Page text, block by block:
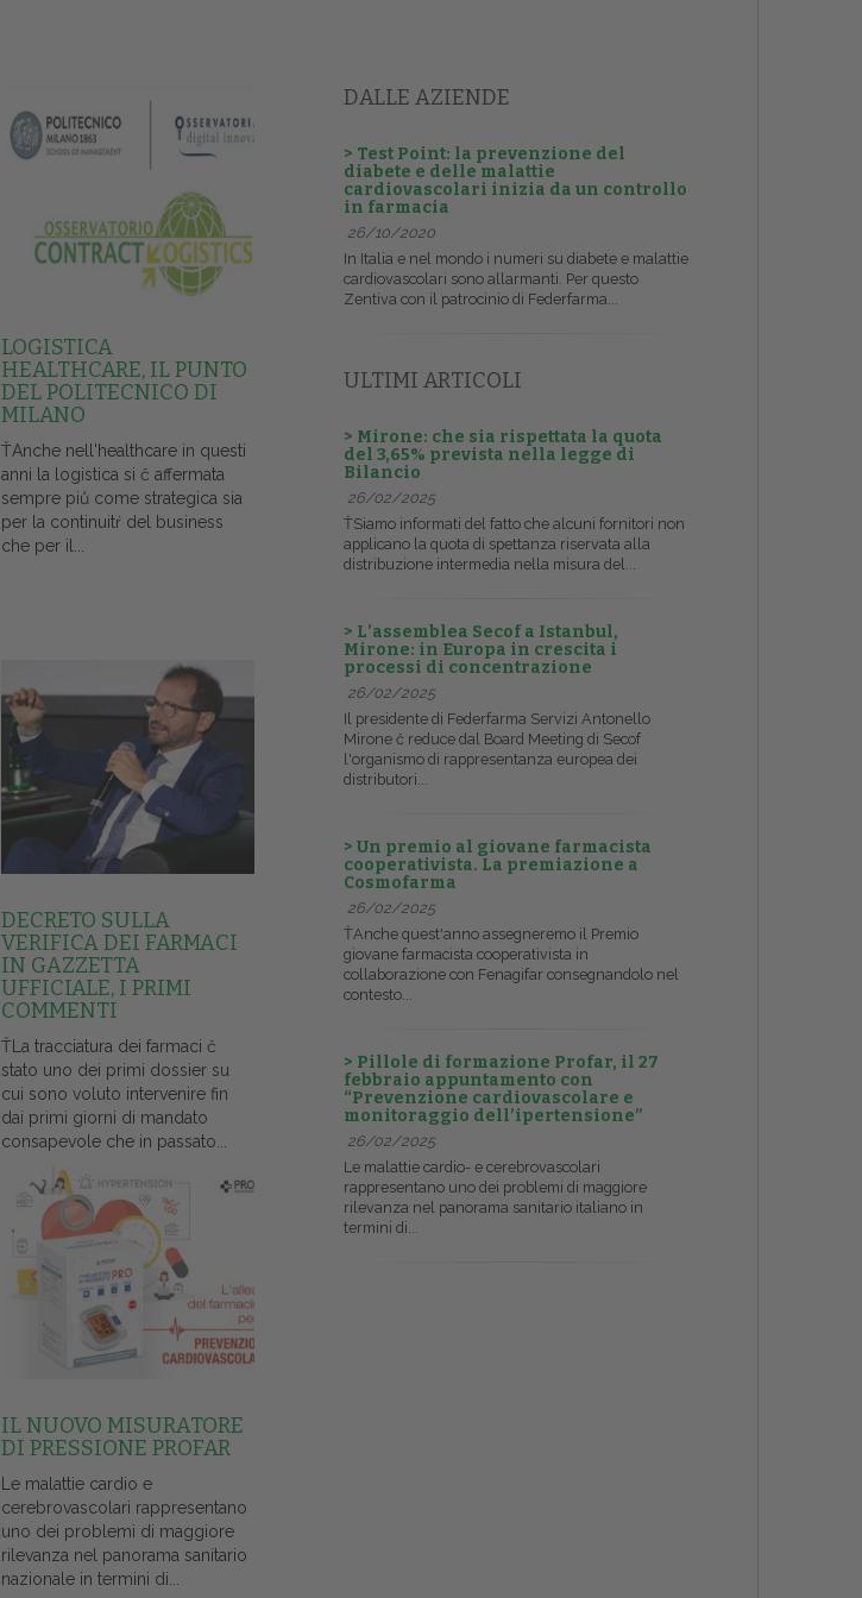
LOGISTICA
HEALTHCARE, IL PUNTO
DEL POLITECNICO DI
MILANO
ŤAnche nell'healthcare in questi
anni la logistica si č affermata
sempre piů come strategica sia
per la continuitŕ del business
che per il...
DECRETO SULLA
VERIFICA DEI FARMACI
IN GAZZETTA
UFFICIALE, I PRIMI
COMMENTI
ŤLa tracciatura dei farmaci č
stato uno dei primi dossier su
cui sono voluto intervenire fin
dai primi giorni di mandato
consapevole che in passato...
IL NUOVO MISURATORE
DI PRESSIONE PROFAR
Le malattie cardio e
cerebrovascolari rappresentano
uno dei problemi di maggiore
rilevanza nel panorama sanitario
nazionale in termini di...
DALLE AZIENDE
> Test Point: la prevenzione del
diabete e delle malattie
cardiovascolari inizia da un controllo
in farmacia
26/10/2020
In Italia e nel mondo i numeri su diabete e malattie
cardiovascolari sono allarmanti. Per questo
Zentiva con il patrocinio di Federfarma...
ULTIMI ARTICOLI
> Mirone: che sia rispettata la quota
del 3,65% prevista nella legge di
Bilancio
26/02/2025
ŤSiamo informati del fatto che alcuni fornitori non
applicano la quota di spettanza riservata alla
distribuzione intermedia nella misura del...
> L’assemblea Secof a Istanbul,
Mirone: in Europa in crescita i
processi di concentrazione
26/02/2025
Il presidente di Federfarma Servizi Antonello
Mirone č reduce dal Board Meeting di Secof
l'organismo di rappresentanza europea dei
distributori...
> Un premio al giovane farmacista
cooperativista. La premiazione a
Cosmofarma
26/02/2025
ŤAnche quest'anno assegneremo il Premio
giovane farmacista cooperativista in
collaborazione con Fenagifar consegnandolo nel
contesto...
> Pillole di formazione Profar, il 27
febbraio appuntamento con
“Prevenzione cardiovascolare e
monitoraggio dell’ipertensione”
26/02/2025
Le malattie cardio- e cerebrovascolari
rappresentano uno dei problemi di maggiore
rilevanza nel panorama sanitario italiano in
termini di...